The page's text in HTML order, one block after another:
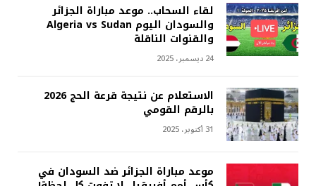
لقاء السحاب.. موعد مباراة الجزائر
والسودان اليوم Algeria vs Sudan
والقنوات الناقلة
24 ديسمبر، 2025
الاستعلام عن نتيجة قرعة الحج 2026
بالرقم القومي
31 أكتوبر، 2025
موعد مباراة الجزائر ضد السودان في